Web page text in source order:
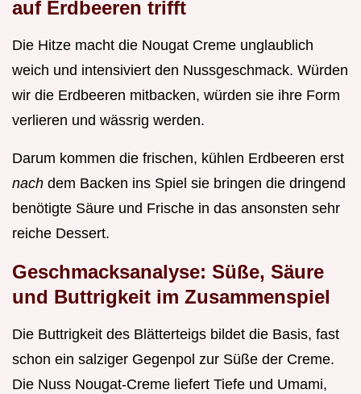
auf Erdbeeren trifft
Die Hitze macht die Nougat Creme unglaublich
weich und intensiviert den Nussgeschmack. Würden
wir die Erdbeeren mitbacken, würden sie ihre Form
verlieren und wässrig werden.
Darum kommen die frischen, kühlen Erdbeeren erst
nach dem Backen ins Spiel sie bringen die dringend
benötigte Säure und Frische in das ansonsten sehr
reiche Dessert.
Geschmacksanalyse: Süße, Säure
und Buttrigkeit im Zusammenspiel
Die Buttrigkeit des Blätterteigs bildet die Basis, fast
schon ein salziger Gegenpol zur Süße der Creme.
Die Nuss Nougat-Creme liefert Tiefe und Umami,